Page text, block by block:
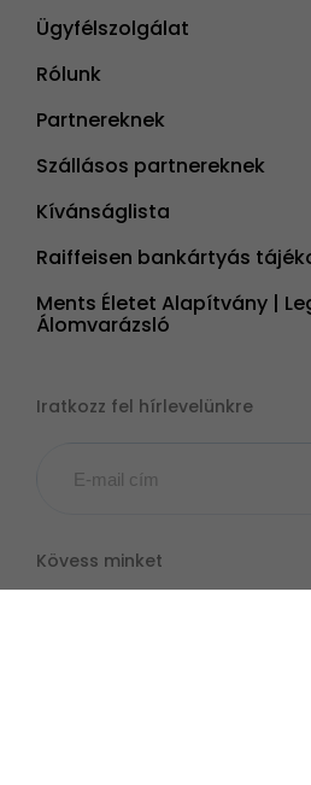
Ügyfélszolgálat
Rólunk
Partnereknek
Szállásos partnereknek
Kívánságlista
Raiffeisen bankártyás
Ments Életet Alapítvány |
Álomvarázsló
Iratkozz fel hírlevelünkre
Kövess minket